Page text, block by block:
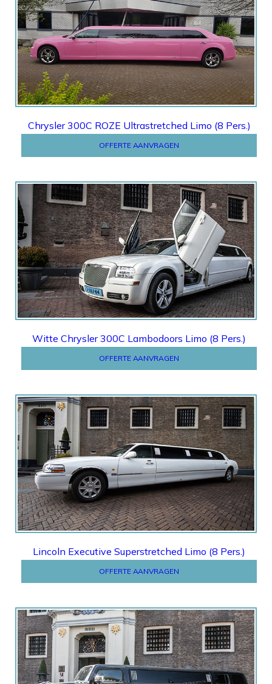
OFFERTE
Chrysler 300C ROZE Ultrastretched Limo (8 Pers.)
OFFERTE AANVRAGEN
Offerte
Witte Chrysler 300C Lambodoors Limo (8 Pers.)
OFFERTE AANVRAGEN
Offerte
Lincoln Executive Superstretched Limo (8 Pers.)
OFFERTE AANVRAGEN
Offerte